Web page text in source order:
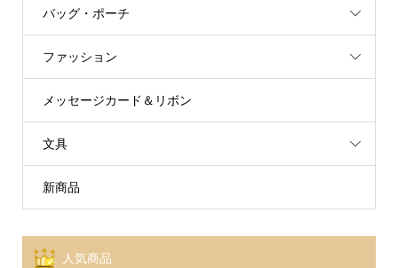
バッグ・ポーチ
ファッション
メッセージカード＆リボン
文具
新商品
人気商品